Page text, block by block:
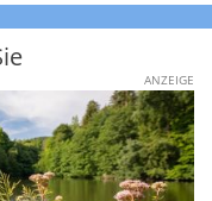
ANZEIGE